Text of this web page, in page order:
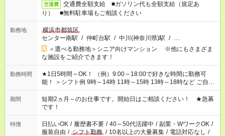
交通費
交通費全額支給 ■ガソリン代も全額支給（規定あ
り） ■無料駐車場もご相談ください
勤務地
横浜市都筑区
センター南駅 / 仲町台駅 / 中川(神奈川県)駅 / …
＜選べる勤務地＞シニア向けマンション ※他にもさまざま
な施設をご紹介できます！
勤務時間
★1日5時間～OK！ （例）9:00～18:00で好きな時間に勤務可
能！ ＞シフト例 9時～14時 11時～15時 13時～18時など ご自身
のご都合に合わせて勤務時間をご相談ください！ ★家庭の都合
でお休みや時間の調整が必要な場合も遠慮なくご相談くださ
い。
期間
短期2ヵ月～のお仕事です。開始日はご相談ください！ ★急募
です！
特徴 日払いOK / 履歴書不要 / 40～50代活躍中 / 副業・WワークOK /
服装自由 / シフト勤務 / 10名以上の大量募集 / 電話対応なし /